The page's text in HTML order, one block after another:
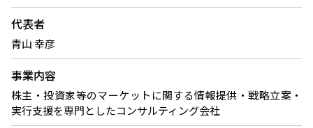
代表者
青山 幸彦
事業内容
株主・投資家等のマーケットに関する情報提供・戦略立案・
実行支援を専門としたコンサルティング会社